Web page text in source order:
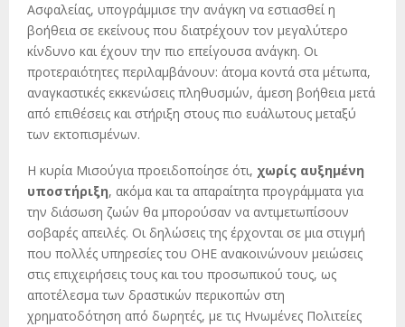
Ασφαλείας, υπογράμμισε την ανάγκη να εστιασθεί η
βοήθεια σε εκείνους που διατρέχουν τον μεγαλύτερο
κίνδυνο και έχουν την πιο επείγουσα ανάγκη. Οι
προτεραιότητες περιλαμβάνουν: άτομα κοντά στα μέτωπα,
αναγκαστικές εκκενώσεις πληθυσμών, άμεση βοήθεια μετά
από επιθέσεις και στήριξη στους πιο ευάλωτους μεταξύ
των εκτοπισμένων.
Η κυρία Μισούγια προειδοποίησε ότι, χωρίς αυξημένη
υποστήριξη, ακόμα και τα απαραίτητα προγράμματα για
την διάσωση ζωών θα μπορούσαν να αντιμετωπίσουν
σοβαρές απειλές. Οι δηλώσεις της έρχονται σε μια στιγμή
που πολλές υπηρεσίες του ΟΗΕ ανακοινώνουν μειώσεις
στις επιχειρήσεις τους και του προσωπικού τους, ως
αποτέλεσμα των δραστικών περικοπών στη
χρηματοδότηση από δωρητές, με τις Ηνωμένες Πολιτείες